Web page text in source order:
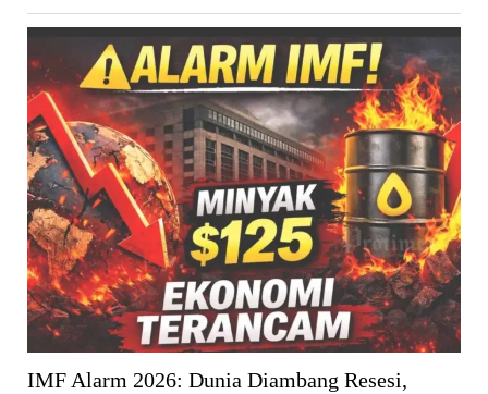
IMF Alarm 2026: Dunia Diambang Resesi,